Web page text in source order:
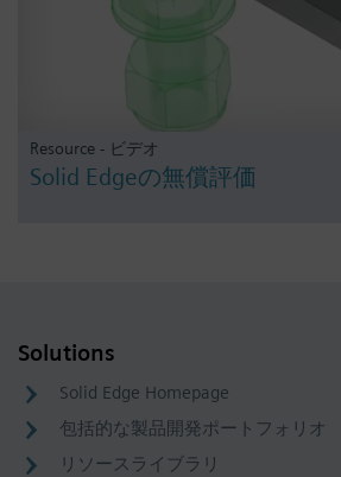
Resource - ビデオ
Solid Edgeの無償評価
Solutions
Solid Edge Homepage
包括的な製品開発ポートフォリオ
リソースライブラリ